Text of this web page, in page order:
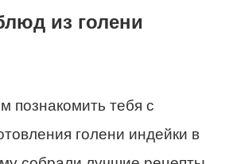
из голени
познакомить тебя с
голени индейки в